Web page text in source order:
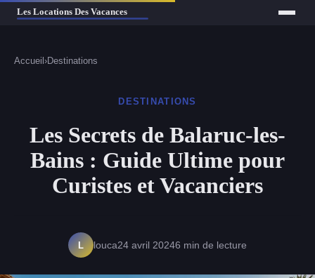
Accueil ›Destinations
DESTINATIONS
Les Secrets de Balaruc-les-
Bains : Guide Ultime pour
Curistes et Vacanciers
L louca24 avril 20246 min de lecture